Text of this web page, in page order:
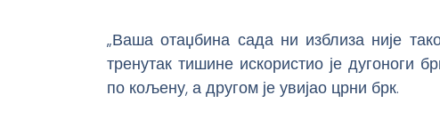
„Ваша отаџбина сада ни изблиза није
тренутак тишине искористио је дугоноги
по кољену, а другом је увијао црни брк.